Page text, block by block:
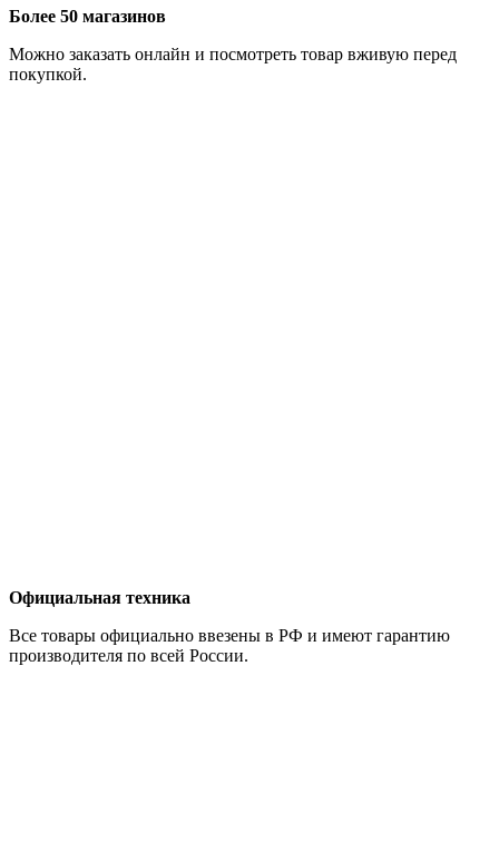
Более 50 магазинов
Можно заказать онлайн и посмотреть товар вживую перед
покупкой.
Официальная техника
Все товары официально ввезены в РФ и имеют гарантию
производителя по всей России.